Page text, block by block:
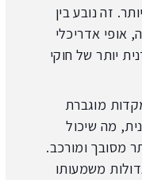
זה נובע בין
אופי אדריכלי
יותר של חוקי
מוגברת
מה שיכול
מסובך ומורכב.
משמעותו